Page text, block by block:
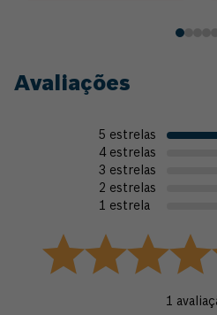
Avaliações
5 estrelas
4 estrelas
3 estrelas
2 estrelas
1 estrela
1